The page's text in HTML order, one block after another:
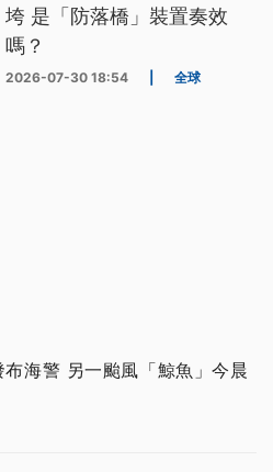
垮 是「防落橋」裝置奏效
嗎？
2026-07-30 18:54 全球
海警 另一颱風「鯨魚」今晨